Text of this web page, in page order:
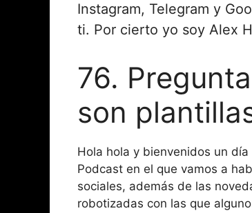
Instagram, Telegram y
ti. Por cierto yo soy Alex
76.
son
Hola hola y bienvenidos un
Podcast en el que vamos a
sociales, además de las
robotizadas con las que